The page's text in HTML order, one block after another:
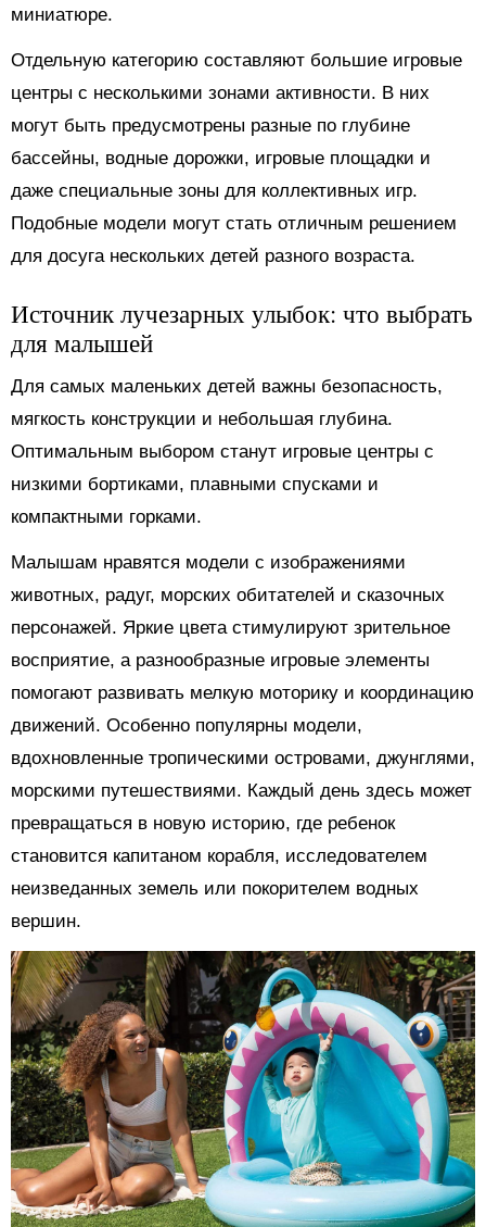
миниатюре.
Отдельную категорию составляют большие игровые
центры с несколькими зонами активности. В них
могут быть предусмотрены разные по глубине
бассейны, водные дорожки, игровые площадки и
даже специальные зоны для коллективных игр.
Подобные модели могут стать отличным решением
для досуга нескольких детей разного возраста.
Источник лучезарных улыбок: что выбрать
для малышей
Для самых маленьких детей важны безопасность,
мягкость конструкции и небольшая глубина.
Оптимальным выбором станут игровые центры с
низкими бортиками, плавными спусками и
компактными горками.
Малышам нравятся модели с изображениями
животных, радуг, морских обитателей и сказочных
персонажей. Яркие цвета стимулируют зрительное
восприятие, а разнообразные игровые элементы
помогают развивать мелкую моторику и координацию
движений. Особенно популярны модели,
вдохновленные тропическими островами, джунглями,
морскими путешествиями. Каждый день здесь может
превращаться в новую историю, где ребенок
становится капитаном корабля, исследователем
неизведанных земель или покорителем водных
вершин.